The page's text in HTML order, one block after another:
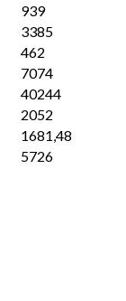
939
3385
462
7074
40244
2052
1681,48
5726